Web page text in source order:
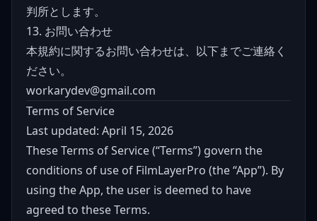
判所とします。
13. お問い合わせ
本規約に関するお問い合わせは、以下までご連絡く
ださい。
workarydev@gmail.com
Terms of Service
Last updated: April 15, 2026
These Terms of Service (“Terms”) govern the
conditions of use of FilmLayerPro (the “App”). By
using the App, the user is deemed to have
agreed to these Terms.